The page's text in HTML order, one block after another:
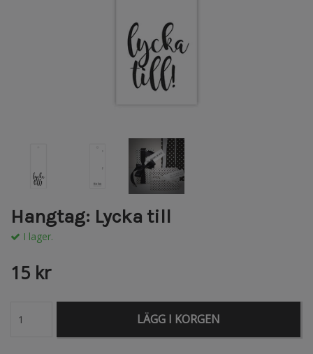
Hangtag: Lycka till
I lager.
15 kr
LÄGG I KORGEN